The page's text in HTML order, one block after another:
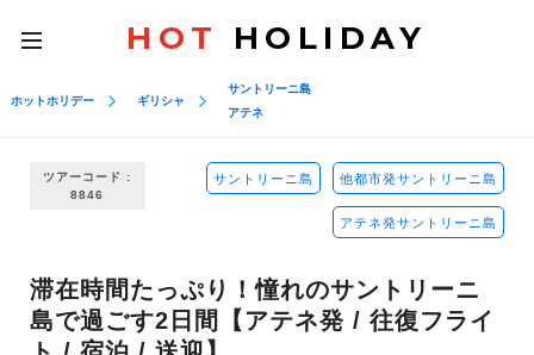
toggle
navigation
HOT HOLIDAY
ホットホリデー ギリシャ
サントリーニ島
アテネ
ツアーコード :
8846
サントリーニ島 他都市発サントリーニ島
アテネ発サントリーニ島
滞在時間たっぷり！憧れのサントリーニ
島で過ごす2日間【アテネ発 / 往復フライ